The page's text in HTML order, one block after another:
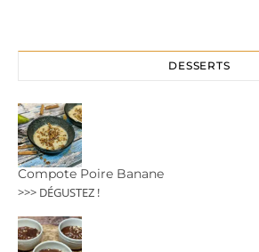
DESSERTS
Compote Poire Banane
>>> DÉGUSTEZ !